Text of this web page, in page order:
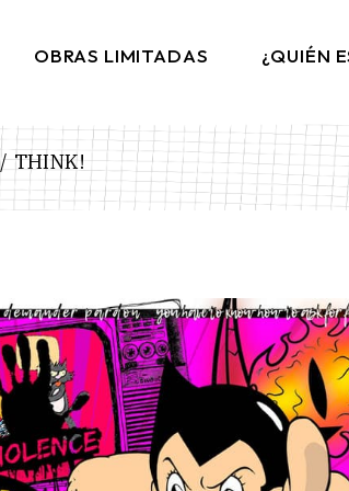
OBRAS LIMITADAS ¿QUIÉN
THINK!